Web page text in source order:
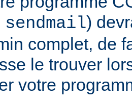
sendmail)
complet, de
le trouver
votre